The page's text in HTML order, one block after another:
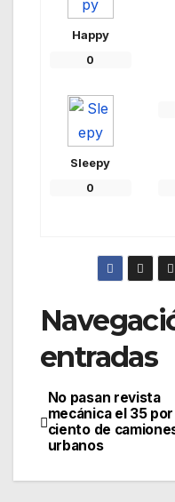
Happy
0
Sleepy
0
entradas
No pasan revista
mecánica el 35 por
ciento de
urbanos